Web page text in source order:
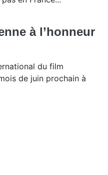
à l’honneur
du film
de juin prochain à